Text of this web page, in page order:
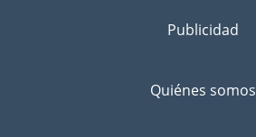
Publicidad
Quiénes somos